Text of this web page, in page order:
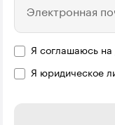
Электронная
Я соглашаюсь на
Я юридическое